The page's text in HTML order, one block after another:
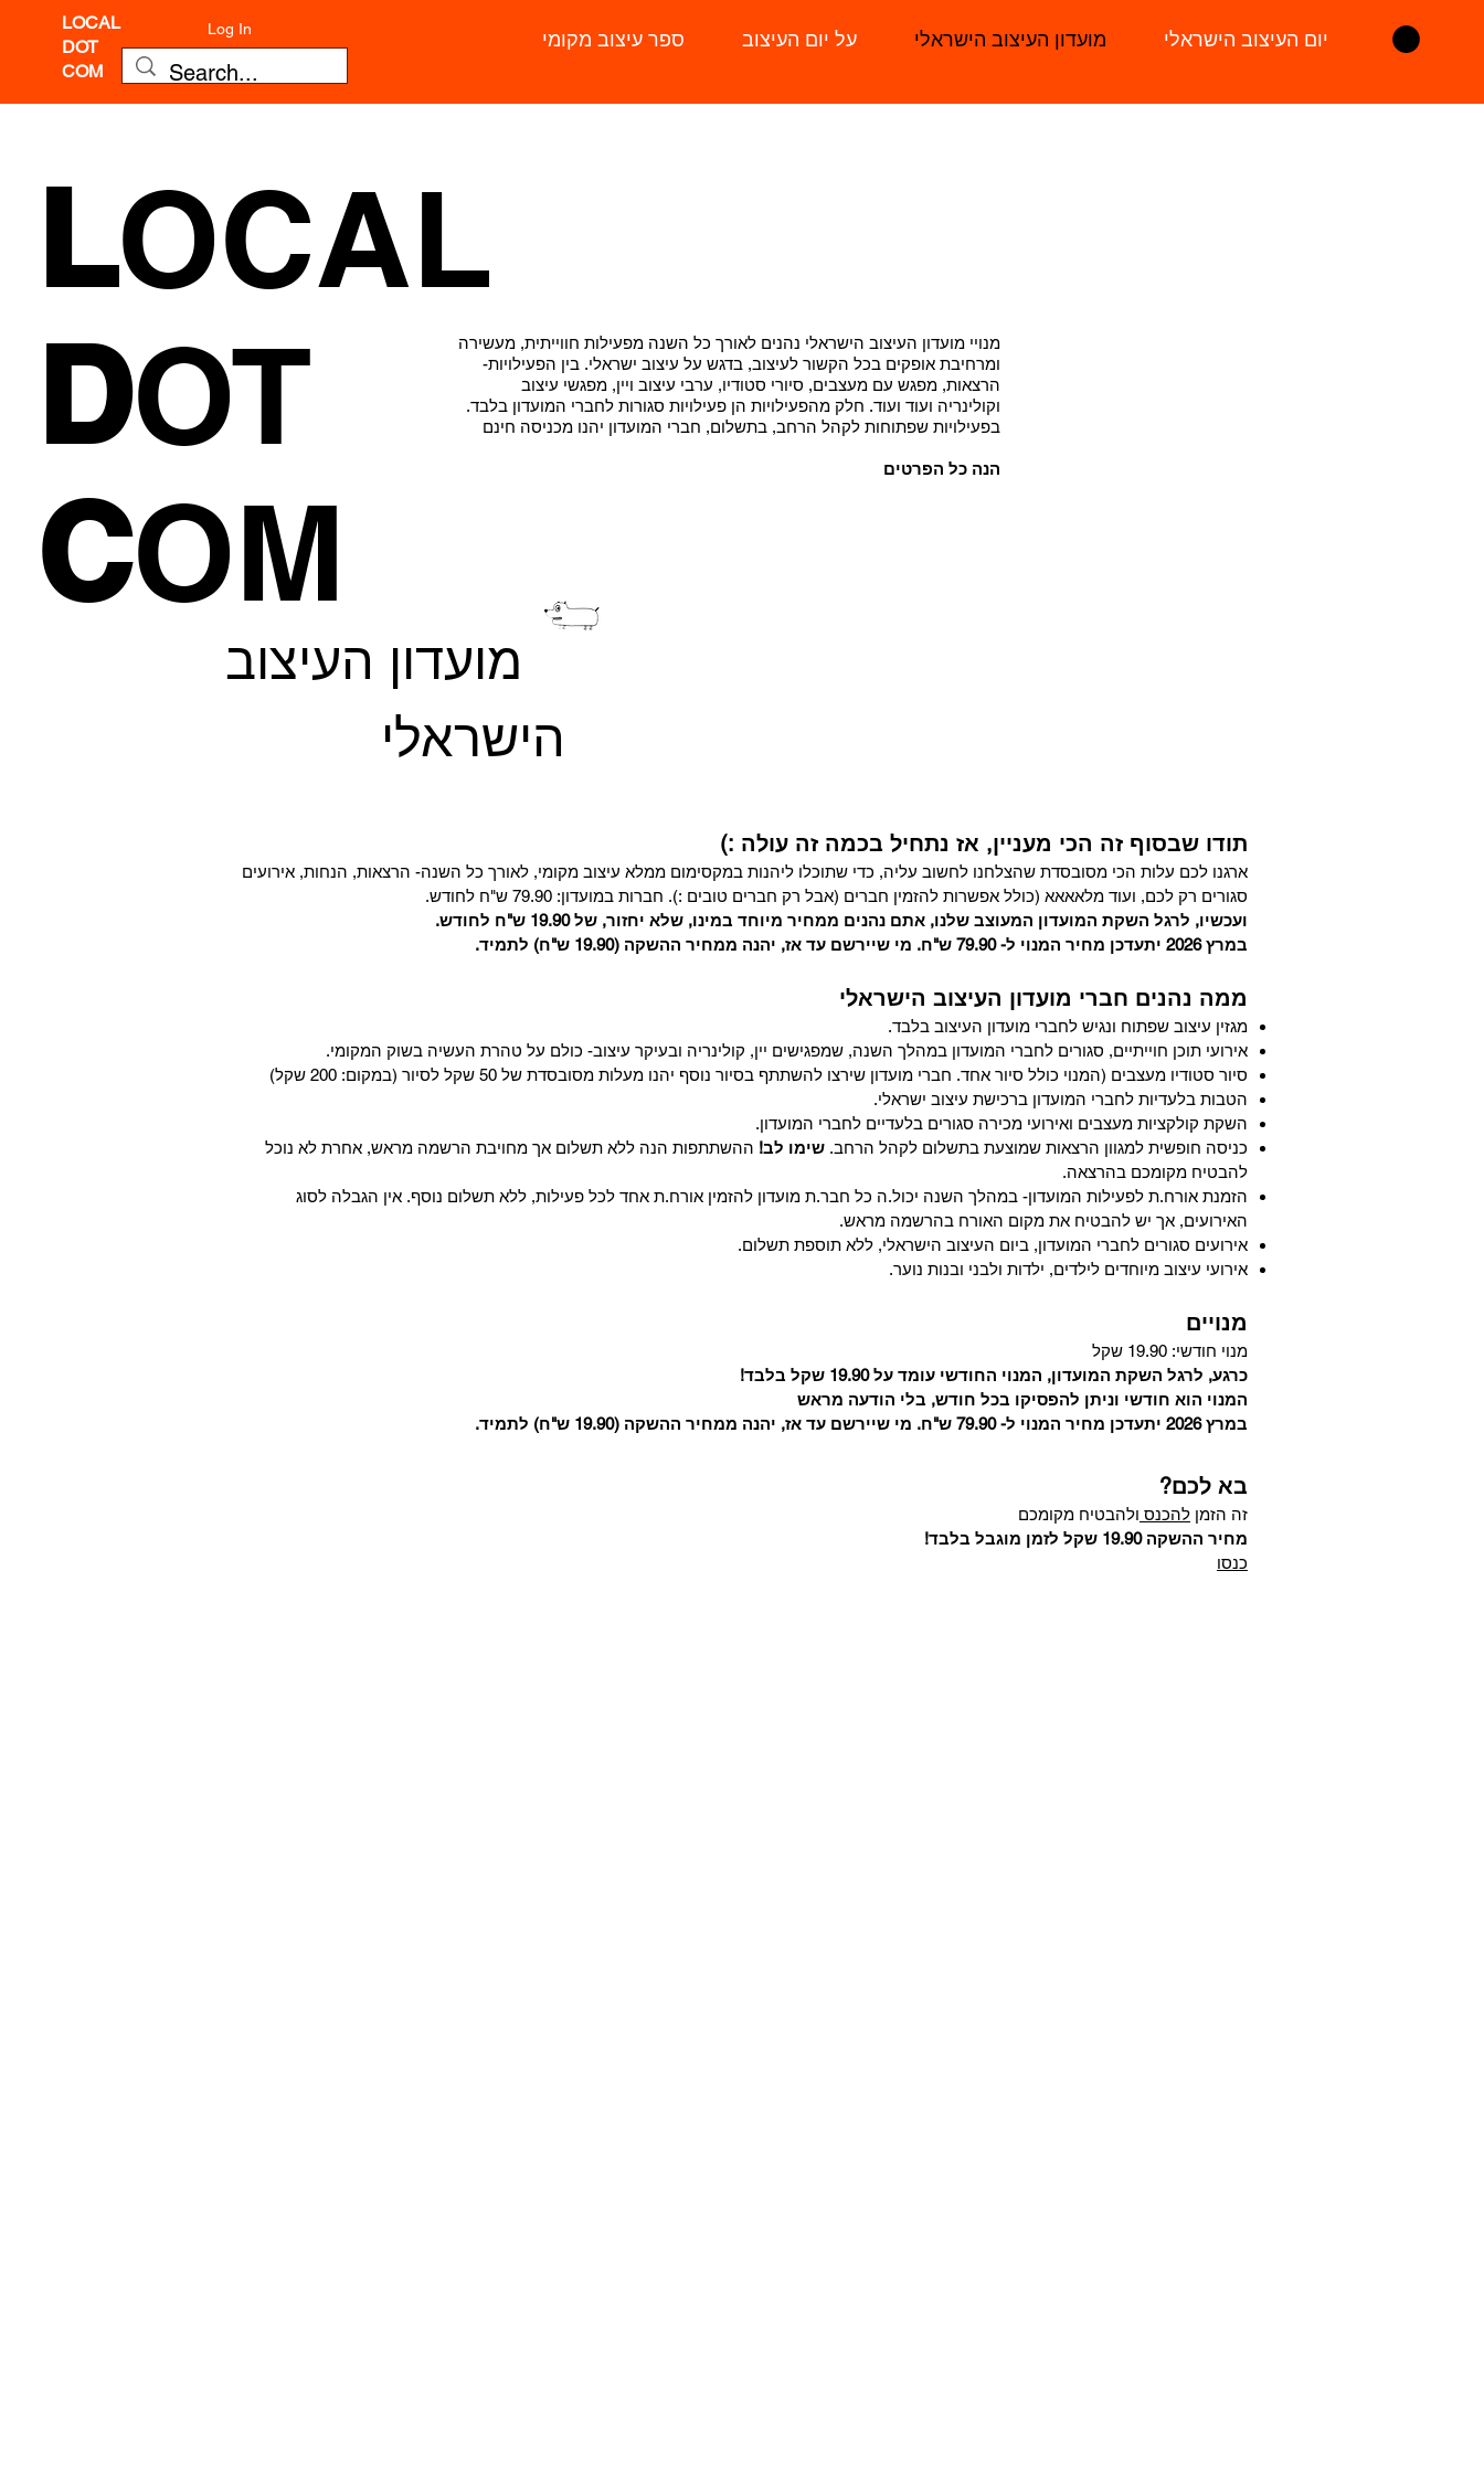
LOCAL
DOT
COM
Log In יום העיצוב הישראלי מועדון העיצוב הישראלי על יום העיצוב ספר עיצוב מקומי
LOCAL
DOT
COM
מועדון העיצוב
הישראלי
מנויי מועדון העיצוב הישראלי נהנים לאורך כל השנה מפעילות חווייתית, מעשירה
ומרחיבת אופקים בכל הקשור לעיצוב, בדגש על עיצוב ישראלי. בין הפעילויות-
הרצאות, מפגש עם מעצבים, סיורי סטודיו, ערבי עיצוב ויין, מפגשי עיצוב
וקולינריה ועוד ועוד. חלק מהפעילויות הן פעילויות סגורות לחברי המועדון בלבד.
בפעילויות שפתוחות לקהל הרחב, בתשלום, חברי המועדון יהנו מכניסה חינם
הנה כל הפרטים
תודו שבסוף זה הכי מעניין, אז נתחיל בכמה זה עולה :)
ארגנו לכם עלות הכי מסובסדת שהצלחנו לחשוב עליה, כדי שתוכלו ליהנות במקסימום ממלא עיצוב מקומי, לאורך כל השנה- הרצאות, הנחות, אירועים
סגורים רק לכם, ועוד מלאאאא (כולל אפשרות להזמין חברים (אבל רק חברים טובים :). חברות במועדון: 79.90 ש"ח לחודש.
ועכשיו, לרגל השקת המועדון המעוצב שלנו, אתם נהנים ממחיר מיוחד במינו, שלא יחזור, של 19.90 ש"ח לחודש.
במרץ 2026 יתעדכן מחיר המנוי ל- 79.90 ש"ח. מי שיירשם עד אז, יהנה ממחיר ההשקה (19.90 ש"ח) לתמיד.
ממה נהנים חברי מועדון העיצוב הישראלי
מגזין עיצוב שפתוח ונגיש לחברי מועדון העיצוב בלבד.
אירועי תוכן חוייתיים, סגורים לחברי המועדון במהלך השנה, שמפגישים יין, קולינריה ובעיקר עיצוב- כולם על טהרת העשיה בשוק המקומי.
סיור סטודיו מעצבים (המנוי כולל סיור אחד. חברי מועדון שירצו להשתתף בסיור נוסף יהנו מעלות מסובסדת של 50 שקל לסיור (במקום: 200 שקל)
הטבות בלעדיות לחברי המועדון ברכישת עיצוב ישראלי.
השקת קולקציות מעצבים ואירועי מכירה סגורים בלעדיים לחברי המועדון.
כניסה חופשית למגוון הרצאות שמוצעת בתשלום לקהל הרחב. שימו לב! ההשתתפות הנה ללא תשלום אך מחויבת הרשמה מראש, אחרת לא נוכל
להבטיח מקומכם בהרצאה.
הזמנת אורח.ת לפעילות המועדון- במהלך השנה יכול.ה כל חבר.ת מועדון להזמין אורח.ת אחד לכל פעילות, ללא תשלום נוסף. אין הגבלה לסוג
האירועים, אך יש להבטיח את מקום האורח בהרשמה מראש.
אירועים סגורים לחברי המועדון, ביום העיצוב הישראלי, ללא תוספת תשלום.
אירועי עיצוב מיוחדים לילדים, ילדות ולבני ובנות נוער.
מנויים
מנוי חודשי: 19.90 שקל
כרגע, לרגל השקת המועדון, המנוי החודשי עומד על 19.90 שקל בלבד!
​המנוי הוא חודשי וניתן להפסיקו בכל חודש, בלי הודעה מראש
במרץ 2026 יתעדכן מחיר המנוי ל- 79.90 ש"ח. מי שיירשם עד אז, יהנה ממחיר ההשקה (19.90 ש"ח) לתמיד.
בא לכם?
זה הזמן להכנס ולהבטיח מקומכם
מחיר ההשקה 19.90 שקל לזמן מוגבל בלבד!
כנסו